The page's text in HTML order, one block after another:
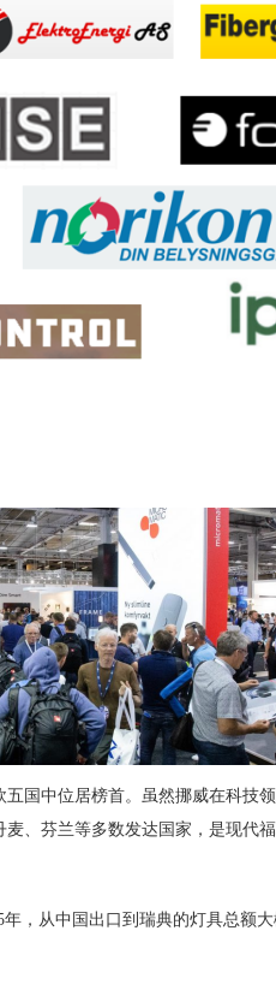
国中位居榜首。虽然挪威在科技
、芬兰等多数发达国家，是现代福
年，从中国出口到瑞典的灯具总额